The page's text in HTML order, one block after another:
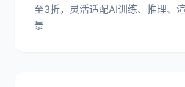
至3折，灵活适配AI训练、推理、
景